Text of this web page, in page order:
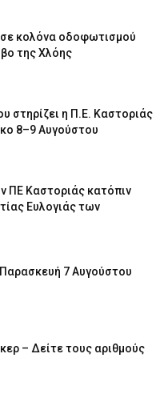
σε κολόνα οδοφωτισμού
της Χλόης
στηρίζει η Π.Ε. Καστοριάς
8–9 Αυγούστου
ΠΕ Καστοριάς κατόπιν
Ευλογιάς των
7 Αυγούστου
– Δείτε τους αριθμούς